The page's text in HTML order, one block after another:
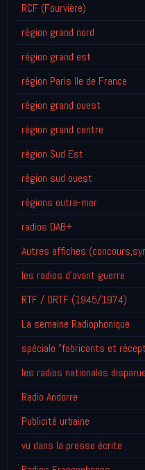
RCF (Fourvière)
région grand nord
région grand est
région Paris Ile de France
région grand ouest
région grand centre
région Sud Est
région sud ouest
régions outre-mer
radios DAB+
Autres affiches
les radios d'avant guerre
RTF / ORTF (1945/1974)
La semaine Radiophonique
spéciale "fabricants et
les radios nationales
Radio Andorre
Publicité urbaine
vu dans la presse écrite